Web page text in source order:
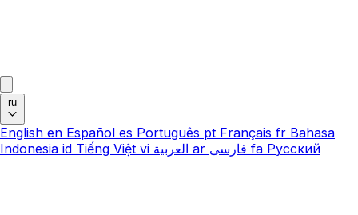
ru
English en Español es Português pt Français fr Bahasa
Indonesia id Tiếng Việt vi العربية ar فارسی fa Русский